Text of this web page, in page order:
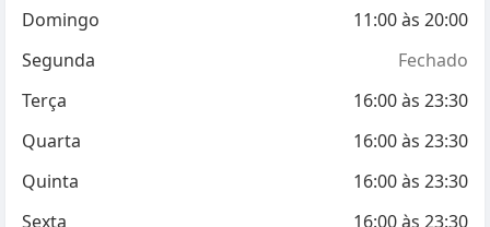
Domingo 11:00às 20:00
Segunda
Fechado
Terça
16:00às 23:30
Quarta
16:00às 23:30
Quinta
16:00às 23:30
Sexta
16:00às 23:30